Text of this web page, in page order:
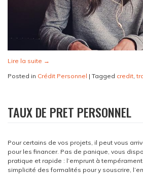
Lire la suite →
Posted in Crédit Personnel | Tagged credit ,
TAUX DE PRET PERSONNEL
Pour certains de vos projets, il peut vous
pour les financer. Pas de panique, vous
pratique et rapide : l’emprunt à
simplicité des formalités pour y souscrire,